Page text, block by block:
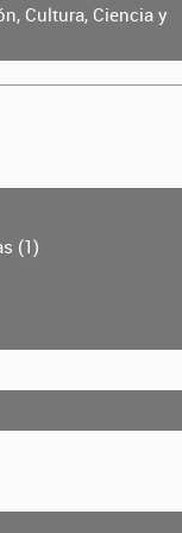
Cultura, Ciencia y
(1)